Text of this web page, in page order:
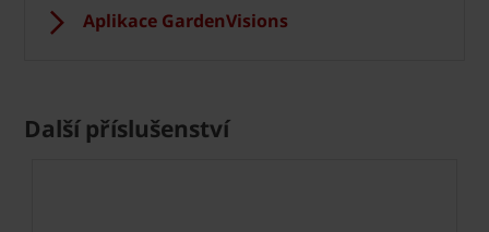
Aplikace GardenVisions
Další příslušenství